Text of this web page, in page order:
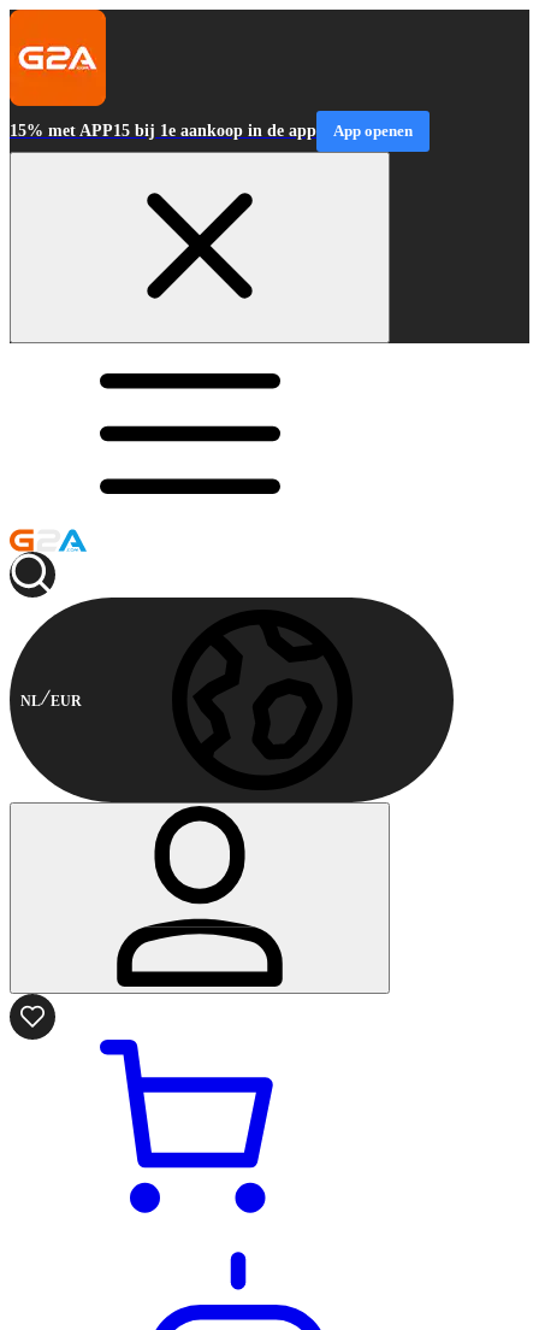
15% met APP15 bij 1e aankoop in de app App openen
NL EUR